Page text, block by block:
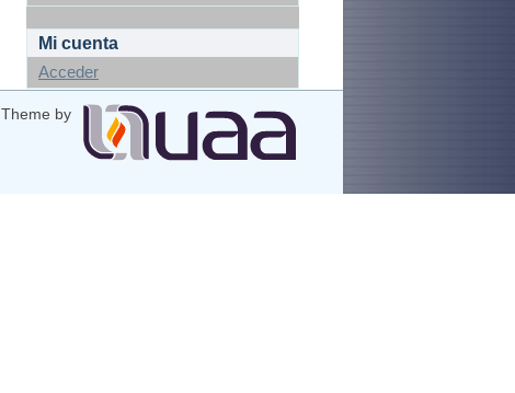
Mi cuenta
Acceder
Theme by